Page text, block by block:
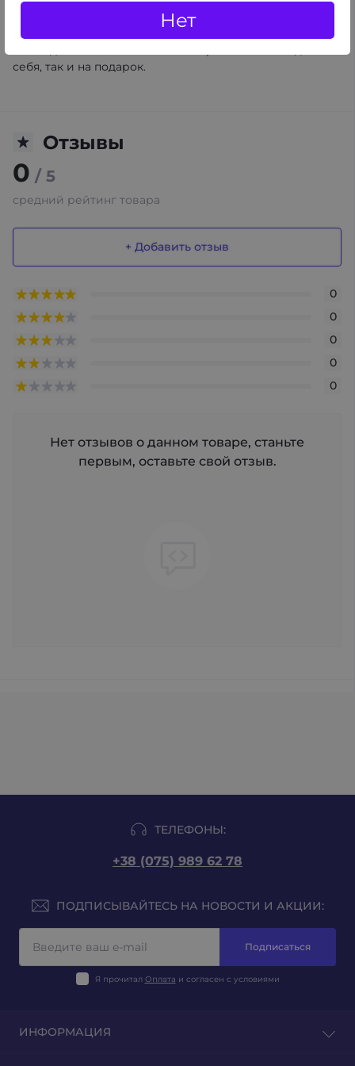
Нет
металлический корпус.
Если вы ищете удобный и практичный портсигар, то
себя, так и на подарок.
Отзывы
0 / 5
средний рейтинг товара
+ Добавить отзыв
0
0
0
0
0
Нет отзывов о данном товаре, станьте
первым, оставьте свой отзыв.
ТЕЛЕФОНЫ:
+38 (075) 989 62 78
ПОДПИСЫВАЙТЕСЬ НА НОВОСТИ И АКЦИИ:
Подписаться
Я прочитал Оплата и согласен с условиями
ИНФОРМАЦИЯ